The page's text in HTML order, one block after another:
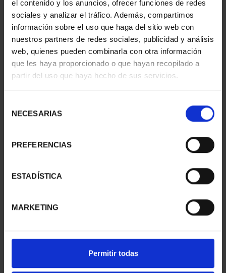
el contenido y los anuncios, ofrecer funciones de redes
sociales y analizar el tráfico. Además, compartimos
información sobre el uso que haga del sitio web con
nuestros partners de redes sociales, publicidad y análisis
web, quienes pueden combinarla con otra información
que les haya proporcionado o que hayan recopilado a
partir del uso que haya hecho de sus servicios.
NECESARIAS
PREFERENCIAS
ESTADÍSTICA
MARKETING
Permitir todas
Hª AVIACIÓN - DIRIGIBLE
Hª AVIACIÓN - BAC
CONCORDE